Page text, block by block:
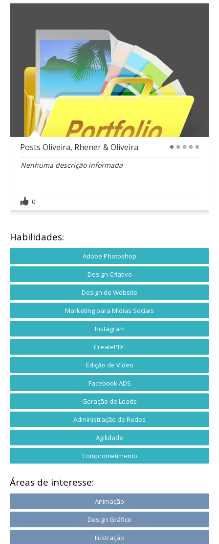
Posts Oliveira, Rhener & Oliveira
Nenhuma descrição informada
0
Habilidades:
Adobe Photoshop
Design Criativo
Design de Website
Marketing para Mídias Sociais
Instagram
CreatePDF
Edição de Vídeo
Facebook ADS
Geração de Leads
Administração de Redes
Agilidade
Comprometimento
Áreas de interesse:
Animação
Design Gráfico
Ilustração